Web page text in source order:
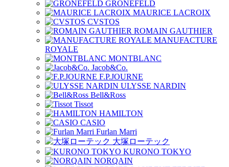
GRONEFELD
MAURICE LACROIX
CVSTOS
ROMAIN GAUTHIER
MANUFACTURE
ROYALE
MONTBLANC
Jacob&Co.
F.P.JOURNE
ULYSSE NARDIN
Bell&Ross
Tissot
HAMILTON
CASIO
Furlan Marri
大塚ローテック
KURONO TOKYO
NORQAIN